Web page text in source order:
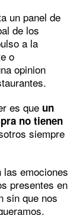
un panel de
de los
a la
o
opinion
es que un
no tienen
siempre
las emociones
presentes en
sin que nos